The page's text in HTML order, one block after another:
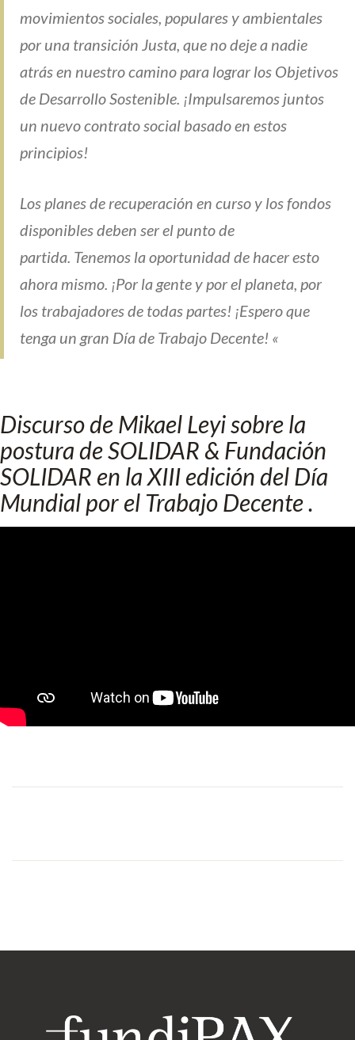
movimientos sociales, populares y ambientales
por una transición Justa, que no deje a nadie
atrás en nuestro camino para lograr los Objetivos
de Desarrollo Sostenible. ¡Impulsaremos juntos
un nuevo contrato social basado en estos
principios!
Los planes de recuperación en curso y los fondos
disponibles deben ser el punto de
partida. Tenemos la oportunidad de hacer esto
ahora mismo. ¡Por la gente y por el planeta, por
los trabajadores de todas partes! ¡Espero que
tenga un gran Día de Trabajo Decente! «
Discurso de Mikael Leyi sobre la
postura de SOLIDAR & Fundación
SOLIDAR en la XIII edición del Día
Mundial por el Trabajo Decente .